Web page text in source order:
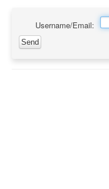
Username/Email: